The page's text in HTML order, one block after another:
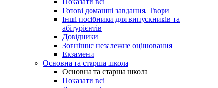
Показати всі
Готові домашні завдання. Твори
Інші посібники для випускників та
абітурієнтів
Довідники
Зовнішнє незалежне оцінювання
Екзамени
Основна та старша школа
Основна та старша школа
Показати всі